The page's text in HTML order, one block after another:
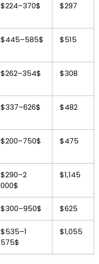
$224–370$ $297
$445–585$ $515
$262–354$ $308
$337–626$ $482
$200–750$ $475
$290–2
000$
$1,145
$300–950$ $625
$535–1
575$
$1,055